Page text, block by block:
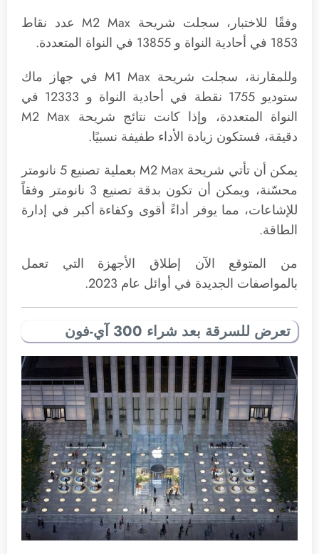
وفقًا للاختبار، سجلت شريحة M2‌ Max عدد نقاط
1853 في أحادية النواة و 13855 في النواة المتعددة.
وللمقارنة، سجلت شريحة M1 Max في جهاز ماك
ستوديو 1755 نقطة في أحادية النواة و 12333 في
النواة المتعددة، وإذا كانت نتائج شريحة ‌M2‌ Max
دقيقة، فستكون زيادة الأداء طفيفة نسبيًا.
يمكن أن تأتي شريحة M2‌ Max بعملية تصنيع 5 نانومتر
محسّنة، ويمكن أن تكون بدقة تصنيع 3 نانومتر وفقاً
للإشاعات، مما يوفر أداءً أقوى وكفاءة أكبر في إدارة
الطاقة.
من المتوقع الآن إطلاق الأجهزة التي تعمل
بالمواصفات الجديدة في أوائل عام 2023.
تعرض للسرقة بعد شراء 300 آي-فون